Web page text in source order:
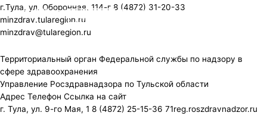
г. Венев Микрорайон Южный д.8
экспертного класса
ЭКГ по Холтеру
терапевтическим аппаратом «Милта»
г.Тула, ул. Оборонная, 114-г 8 (4872) 31-20-33
minzdrav.tularegion.ru
minzdrav@tularegion.ru
Территориальный орган Федеральной службы по надзору в
сфере здравоохранения
Управление Росздравнадзора по Тульской области
Адрес Телефон Ссылка на сайт
г. Тула, ул. 9-го Мая, 1 8 (4872) 25-15-36 71reg.roszdravnadzor.ru